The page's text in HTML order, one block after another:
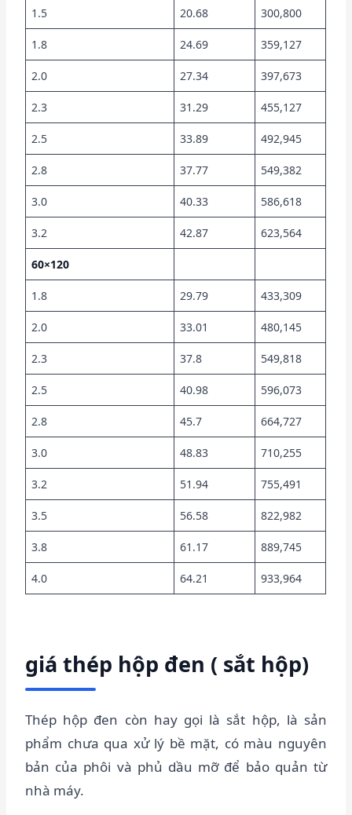
1.5 20.68 300,800
1.8 24.69 359,127
2.0 27.34 397,673
2.3 31.29 455,127
2.5 33.89 492,945
2.8 37.77 549,382
3.0 40.33 586,618
3.2 42.87 623,564
60×120
1.8 29.79 433,309
2.0 33.01 480,145
2.3 37.8 549,818
2.5 40.98 596,073
2.8 45.7 664,727
3.0 48.83 710,255
3.2 51.94 755,491
3.5 56.58 822,982
3.8 61.17 889,745
4.0 64.21 933,964
giá thép hộp đen ( sắt hộp)
Thép hộp đen còn hay gọi là sắt hộp, là sản
phẩm chưa qua xử lý bề mặt, có màu nguyên
bản của phôi và phủ dầu mỡ để bảo quản từ
nhà máy.